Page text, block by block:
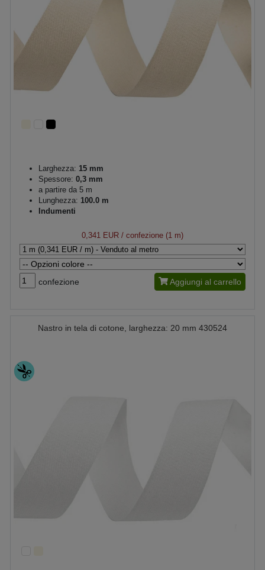
Larghezza: 15 mm
Spessore: 0,3 mm
a partire da 5 m
Lunghezza: 100.0 m
Indumenti
0,341 EUR / confezione (1 m)
confezione Aggiungi al carrello
Nastro in tela di cotone, larghezza: 20 mm 430524